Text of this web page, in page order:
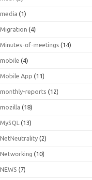
media (1)
Migration (4)
Minutes-of-meetings (14)
mobile (4)
Mobile App (11)
monthly-reports (12)
mozilla (18)
MySQL (13)
NetNeutrality (2)
Networking (10)
NEWS (7)